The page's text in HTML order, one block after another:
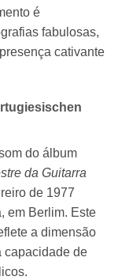
é
fabulosas,
cativante
do álbum
da Guitarra
de 1977
em Berlim. Este
a dimensão
capacidade de